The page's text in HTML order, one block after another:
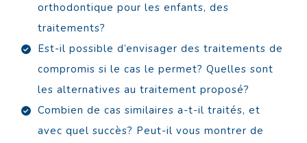
orthodontique pour les enfants, des
traitements?
Est-il possible d’envisager des traitements de
compromis si le cas le permet? Quelles sont
les alternatives au traitement proposé?
Combien de cas similaires a-t-il traités, et
avec quel succès? Peut-il vous montrer de